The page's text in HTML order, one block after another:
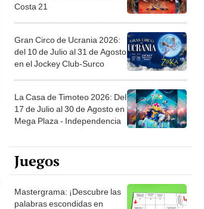
Costa 21
Gran Circo de Ucrania 2026:
del 10 de Julio al 31 de Agosto
en el Jockey Club-Surco
La Casa de Timoteo 2026: Del
17 de Julio al 30 de Agosto en
Mega Plaza - Independencia
Juegos
Mastergrama: ¡Descubre las
palabras escondidas en